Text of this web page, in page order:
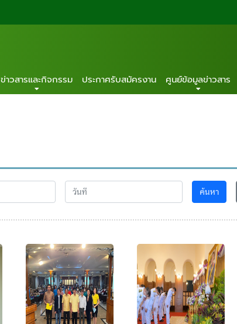
ข่าวสารและกิจกรรม ประกาศรับสมัครงาน ศูนย์ข้อมูลข่าวสาร
ค้นหา